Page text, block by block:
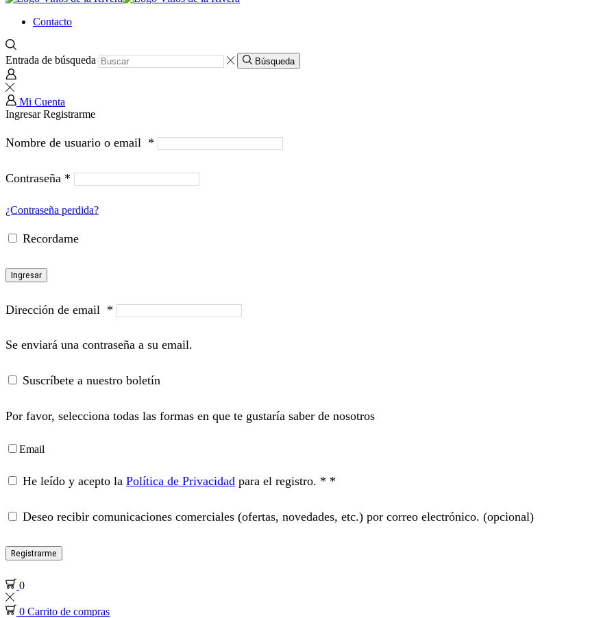
Contacto
Entrada de búsqueda Búsqueda
Mi Cuenta
IngresarRegistrarme
Nombre de usuario o email *
Contraseña *
¿Contraseña perdida?
Recordame
Ingresar
Dirección de email *
Se enviará una contraseña a su email.
Suscríbete a nuestro boletín
Por favor, selecciona todas las formas en que te gustaría saber de nosotros
Email
He leído y acepto la Política de Privacidad para el registro. * *
Deseo recibir comunicaciones comerciales (ofertas, novedades, etc.) por correo electrónico. (opcional)
Registrarme
0
0 Carrito de compras